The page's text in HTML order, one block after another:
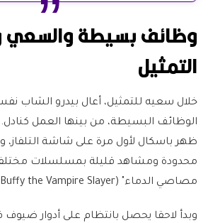
وظائف بسيطة والسعي
التمثيل
خلال سعيه للتمثيل، أعال بيدرو الشاب
الوظائف البسيطة، من بينها العمل
ظهر باسكال لأول مرة على شاشة التلفاز،
محدودة ومشاهد قليلة بمسلسلات
مصاصي الدماء" (Buffy the Vampire Slayer).
وبدأ لاحقا يحصل بانتظام على أدوار